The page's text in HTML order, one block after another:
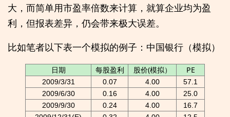
大，而简单用市盈率倍数来计算，就算企业均为盈
利，但报表差异，仍会带来极大误差。
比如笔者以下表一个模拟的例子：中国银行（模拟）
日期 每股盈利 股价(模拟） PE
2009/3/31 0.07 4.00
57.1
2009/6/30
0.16 4.00
25.0
2009/9/30
0.24 4.00
16.7